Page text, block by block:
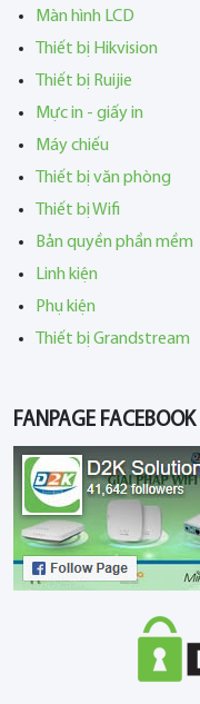
Màn hình LCD
Thiết bị Hikvision
Thiết bị Ruijie
Mực in - giấy in
Máy chiếu
Thiết bị văn phòng
Thiết bị Wifi
Bản quyền phần mềm
Linh kiện
Phụ kiện
Thiết bị Grandstream
FANPAGE FACEBOOK